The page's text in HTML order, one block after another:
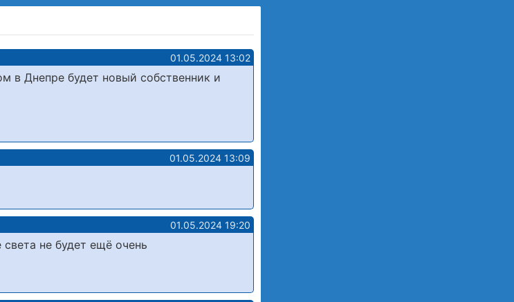
01.05.2024 13:02
в Днепре будет новый собственник и
01.05.2024 13:09
01.05.2024 19:20
не будет ещё очень